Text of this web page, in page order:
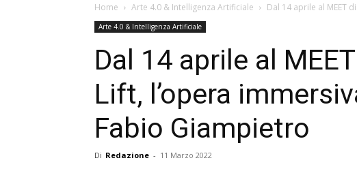
Home Arte 4.0 & Intelligenza Artificiale Dal 14 aprile al MEET
Arte 4.0 & Intelligenza Artificiale
Dal 14 aprile al
Lift, l’opera
Fabio Giampietro
Di Redazione - 11 Marzo 2022